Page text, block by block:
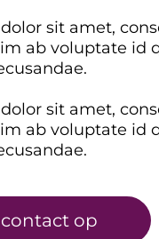
sit amet,
ab voluptate id
sit amet,
ab voluptate id
op